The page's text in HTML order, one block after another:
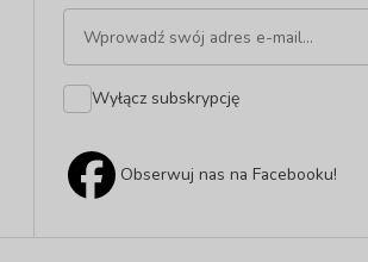
Wyłącz subskrypcję
Obserwuj nas na Facebooku!